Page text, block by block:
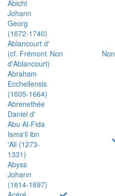
Abicht
Johann
Georg
(1672-1740)
Ablancourt d'
(cf. Frémont
d'Ablancourt)
Non Non
Abraham
Ecchellensis
(1605-1664)
Abrenethée
Daniel d'
Abu Al-Fida
Isma'il ibn
'Ali (1273-
1331)
Abyss
Johann
(1614-1697)